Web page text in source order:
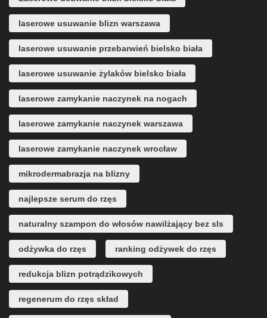
laserowe usuwanie blizn warszawa
laserowe usuwanie przebarwień bielsko biała
laserowe usuwanie żylaków bielsko biała
laserowe zamykanie naczynek na nogach
laserowe zamykanie naczynek warszawa
laserowe zamykanie naczynek wrocław
mikrodermabrazja na blizny
najlepsze serum do rzęs
naturalny szampon do włosów nawilżający bez sls
odżywka do rzęs ranking odżywek do rzęs
redukcja blizn potrądzikowych
regenerum do rzęs skład